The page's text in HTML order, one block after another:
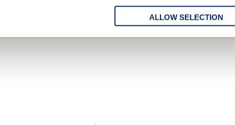
ALLOW SELECTION
Finish: water-, schimmel- en vuilafstotende finish
DOWNLOAD HIER DE TECHNISCHE GEGEVENS